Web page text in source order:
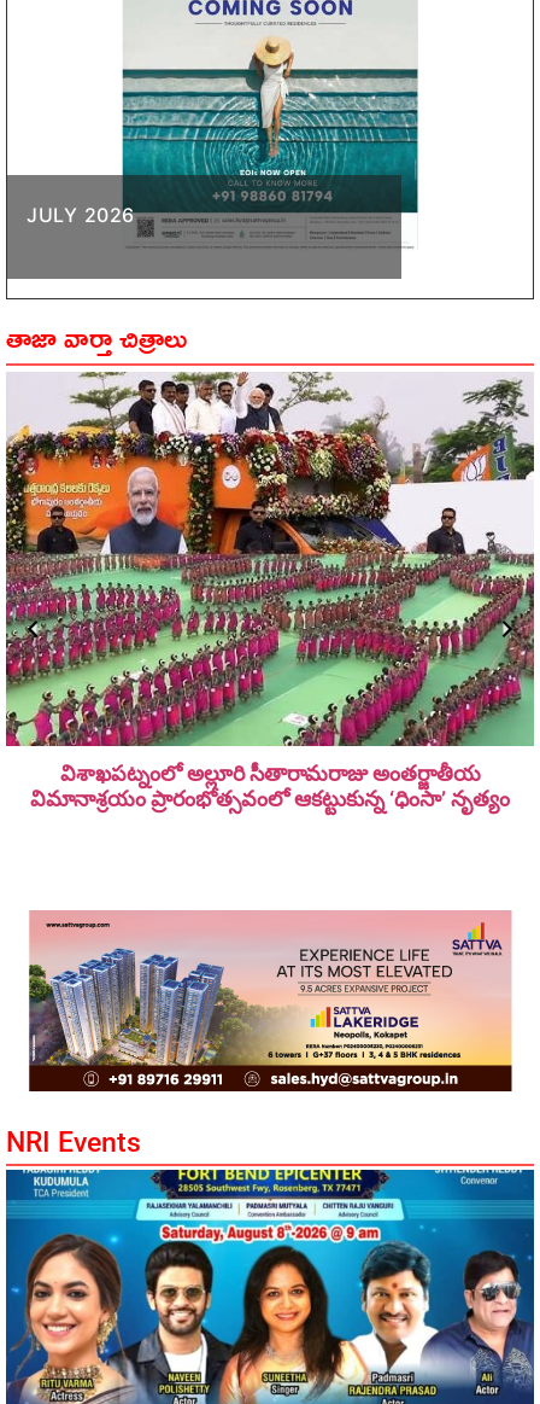
JULY 2026
తాజా వార్తా చిత్రాలు
విశాఖపట్నంలో అల్లూరి సీతారామ‌రాజు అంత‌ర్జాతీయ
విమానాశ్ర‌యం ప్రారంభోత్సవంలో ఆకట్టుకున్న ‘ధింసా’ నృత్యం
NRI Events